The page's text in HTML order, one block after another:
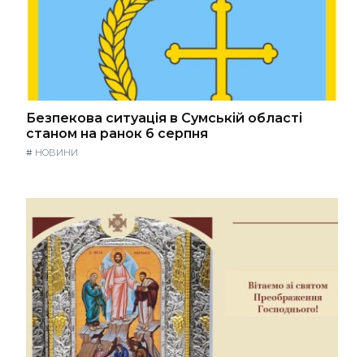
Безпекова ситуація в Сумській області
станом на ранок 6 серпня
# НОВИНИ